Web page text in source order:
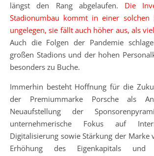
längst den Rang abgelaufen. Die
Stadionumbau kommt in einer solchen
ungelegen, sie fällt auch höher aus, als
Auch die Folgen der Pandemie
großen Stadions und der hohen
besonders zu Buche.
Immerhin besteht Hoffnung für die
der Premiummarke Porsche als
Neuaufstellung der
unternehmerische Fokus auf
Digitalisierung sowie Stärkung der Marke
Erhöhung des Eigenkapitals